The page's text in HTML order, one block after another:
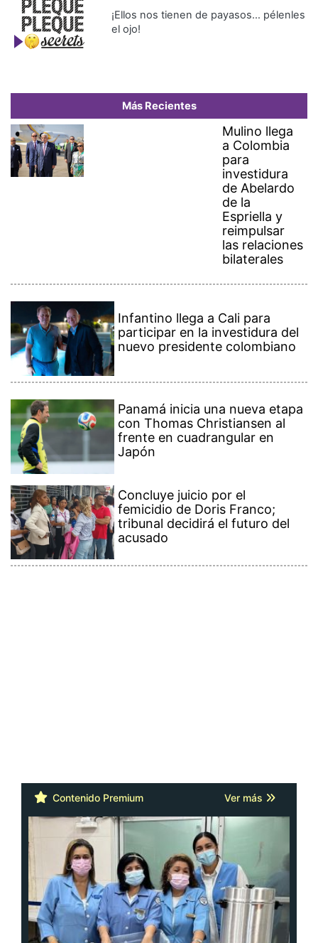
el ojo!
Más Recientes
Mulino llega
a Colombia
para
investidura
de Abelardo
de la
Espriella y
reimpulsar
las relaciones
bilaterales
participar en la investidura del
nuevo presidente colombiano
con Thomas Christiansen al
frente en cuadrangular en
Japón
femicidio de Doris Franco;
tribunal decidirá el futuro del
acusado
Contenido Premium Ver más